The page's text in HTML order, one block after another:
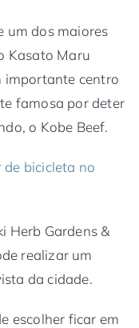
um dos maiores
Kasato Maru
importante centro
famosa por deter
o Kobe Beef.
bicicleta no
Herb Gardens &
realizar um
da cidade.
escolher ficar em